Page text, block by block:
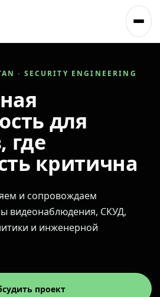
· SECURITY ENGINEERING
для
где
критична
и сопровождаем
видеонаблюдения, СКУД,
и инженерной
проект